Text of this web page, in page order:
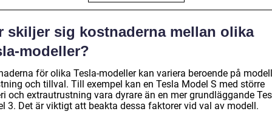
skiljer sig kostnaderna mellan olika
modeller?
för olika Tesla-modeller kan variera beroende på
och tillval. Till exempel kan en Tesla Model S med större
och extrautrustning vara dyrare än en mer grundläggande
3. Det är viktigt att beakta dessa faktorer vid val av modell.